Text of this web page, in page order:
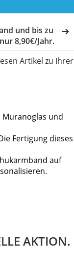
und bis zu
8,90€/Jahr.
Artikel zu Ihrer
Muranoglas und
Fertigung dieses
auf
AKTION.